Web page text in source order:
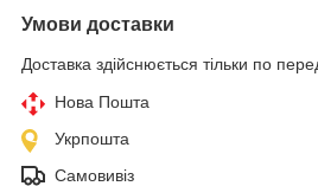
Умови доставки
Доставка здійснюється тільки по
Нова Пошта
Укрпошта
Самовивіз